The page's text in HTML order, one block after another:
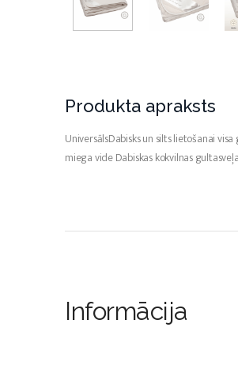
Produkta apraksts
UniversālsDabisks un silts lietošanai
miega vide Dabiskas kokvilnas
Informācija